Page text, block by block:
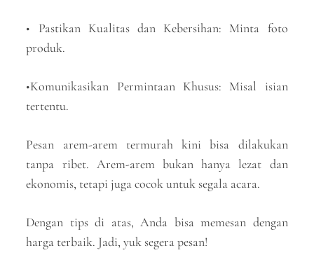
• Pastikan Kualitas dan Kebersihan: Minta foto
produk.
•Komunikasikan Permintaan Khusus: Misal isian
tertentu.
Pesan arem-arem termurah kini bisa dilakukan
tanpa ribet. Arem-arem bukan hanya lezat dan
ekonomis, tetapi juga cocok untuk segala acara.
Dengan tips di atas, Anda bisa memesan dengan
harga terbaik. Jadi, yuk segera pesan!